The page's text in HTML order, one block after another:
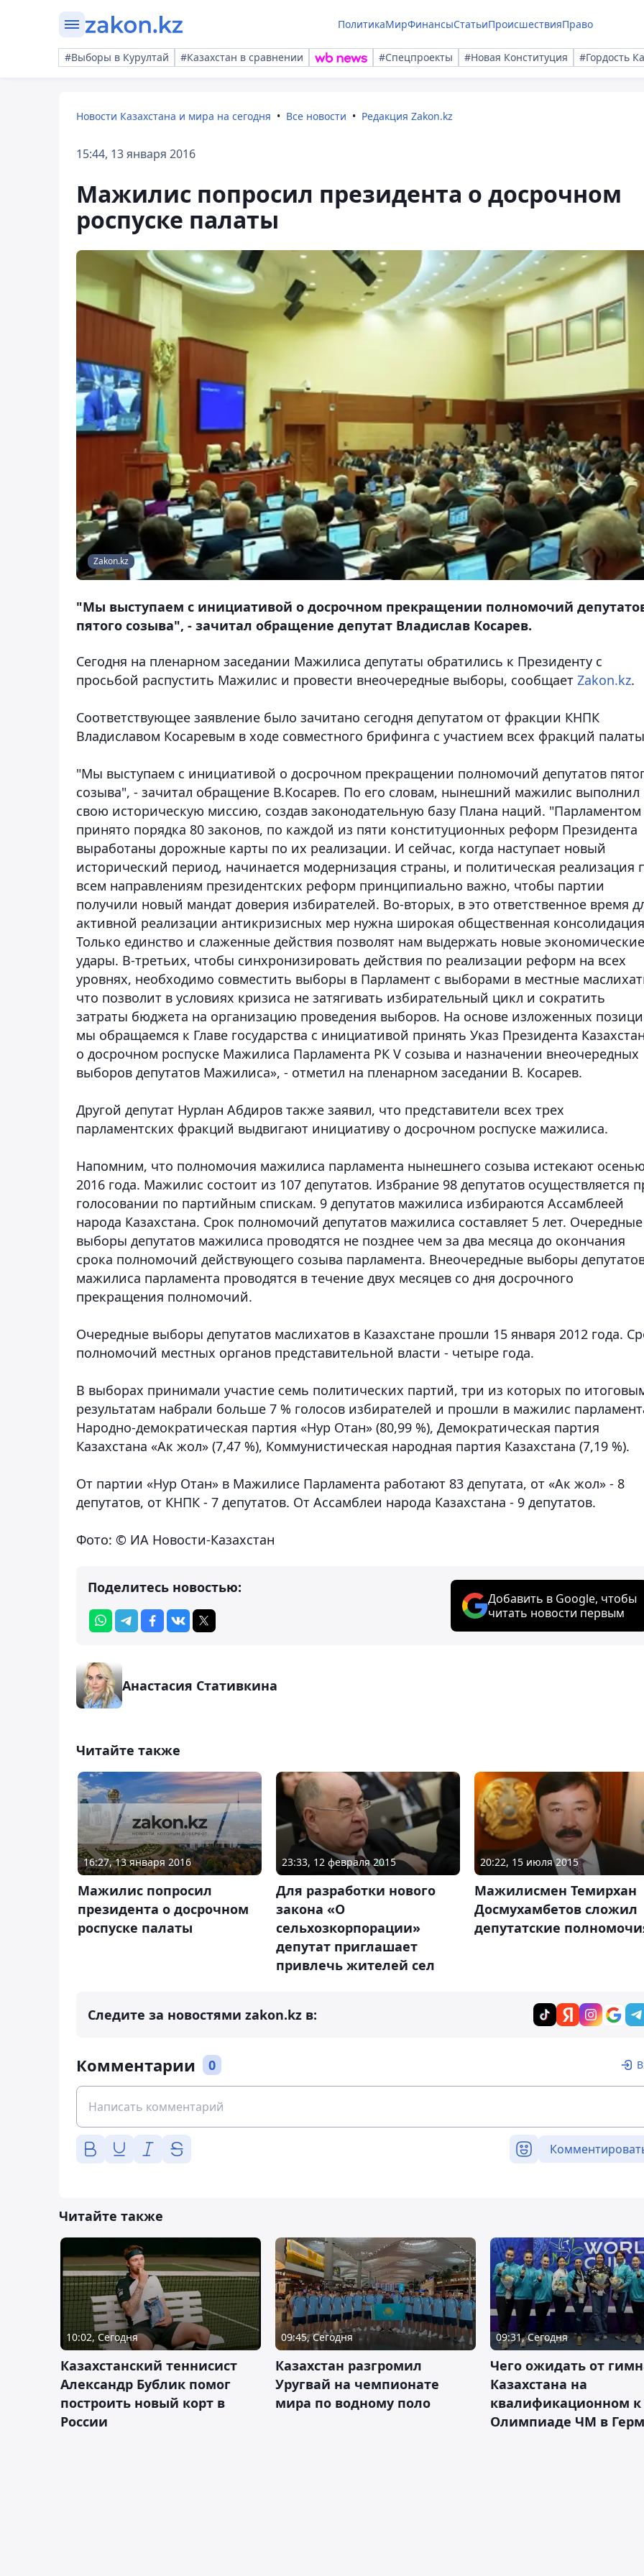
ПолитикаМирФинансыСтатьиПроисшествияПраво
#Выборы в Курултай #Казахстан в сравнении #Спецпроекты #Новая Конституция #Гордость
Новости Казахстана и мира на сегодня Все новости Редакция Zakon.kz
15:44, 13 января 2016
Мажилис попросил президента о досрочном
роспуске палаты
Zakon.kz
"Мы выступаем с инициативой о досрочном прекращении полномочий
пятого созыва", - зачитал обращение депутат Владислав Косарев.
Сегодня на пленарном заседании Мажилиса депутаты обратились к Президенту с
просьбой распустить Мажилис и провести внеочередные выборы, сообщает Zakon.kz.
Соответствующее заявление было зачитано сегодня депутатом от фракции КНПК
Владиславом Косаревым в ходе совместного брифинга с участием всех фракций
"Мы выступаем с инициативой о досрочном прекращении полномочий депутатов
созыва", - зачитал обращение В.Косарев. По его словам, нынешний мажилис выполнил
свою историческую миссию, создав законодательную базу Плана наций. "Парламентом
принято порядка 80 законов, по каждой из пяти конституционных реформ Президента
выработаны дорожные карты по их реализации. И сейчас, когда наступает новый
исторический период, начинается модернизация страны, и политическая реализация
всем направлениям президентских реформ принципиально важно, чтобы партии
получили новый мандат доверия избирателей. Во-вторых, в это ответственное время
активной реализации антикризисных мер нужна широкая общественная
Только единство и слаженные действия позволят нам выдержать новые экономические
удары. В-третьих, чтобы синхронизировать действия по реализации реформ на всех
уровнях, необходимо совместить выборы в Парламент с выборами в местные
что позволит в условиях кризиса не затягивать избирательный цикл и сократить
затраты бюджета на организацию проведения выборов. На основе изложенных
мы обращаемся к Главе государства с инициативой принять Указ Президента
о досрочном роспуске Мажилиса Парламента РК V созыва и назначении внеочередных
выборов депутатов Мажилиса», - отметил на пленарном заседании В. Косарев.
Другой депутат Нурлан Абдиров также заявил, что представители всех трех
парламентских фракций выдвигают инициативу о досрочном роспуске мажилиса.
Напомним, что полномочия мажилиса парламента нынешнего созыва истекают
2016 года. Мажилис состоит из 107 депутатов. Избрание 98 депутатов осуществляется
голосовании по партийным спискам. 9 депутатов мажилиса избираются Ассамблеей
народа Казахстана. Срок полномочий депутатов мажилиса составляет 5 лет. Очередные
выборы депутатов мажилиса проводятся не позднее чем за два месяца до окончания
срока полномочий действующего созыва парламента. Внеочередные выборы
мажилиса парламента проводятся в течение двух месяцев со дня досрочного
прекращения полномочий.
Очередные выборы депутатов маслихатов в Казахстане прошли 15 января 2012 года.
полномочий местных органов представительной власти - четыре года.
В выборах принимали участие семь политических партий, три из которых по
результатам набрали больше 7 % голосов избирателей и прошли в мажилис
Народно-демократическая партия «Нур Отан» (80,99 %), Демократическая партия
Казахстана «Ак жол» (7,47 %), Коммунистическая народная партия Казахстана (7,19 %).
От партии «Нур Отан» в Мажилисе Парламента работают 83 депутата, от «Ак жол» - 8
депутатов, от КНПК - 7 депутатов. От Ассамблеи народа Казахстана - 9 депутатов.
Фото: © ИА Новости-Казахстан
Поделитесь новостью:
Добавить в Google, чтобы
читать новости первым
Анастасия Стативкина
Читайте также
16:27, 13 января 2016
Мажилис попросил
президента о досрочном
роспуске палаты
23:33, 12 февраля 2015
Для разработки нового
закона «О
сельхозкорпорации»
депутат приглашает
привлечь жителей сел
20:22, 15 июля 2015
Мажилисмен Темирхан
Досмухамбетов сложил
депутатские
Следите за новостями zakon.kz в:
Комментарии 0
Читайте также
10:02, Сегодня
Казахстанский теннисист
Александр Бублик помог
построить новый корт в
России
09:45, Сегодня
Казахстан разгромил
Уругвай на чемпионате
мира по водному поло
09:31, Сегодня
Чего ожидать от
Казахстана на
квалификационном к
Олимпиаде ЧМ в